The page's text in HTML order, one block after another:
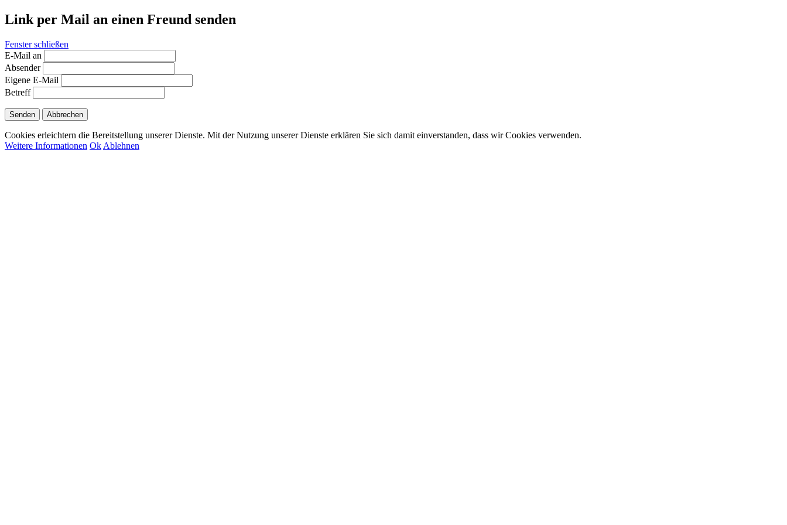
Link per Mail an einen Freund senden
Fenster schließen
E-Mail an
Absender
Eigene E-Mail
Betreff
Senden Abbrechen
Cookies erleichtern die Bereitstellung unserer Dienste. Mit der Nutzung unserer Dienste erklären Sie sich damit einverstanden, dass wir Cookies verwenden.
Weitere Informationen Ok Ablehnen